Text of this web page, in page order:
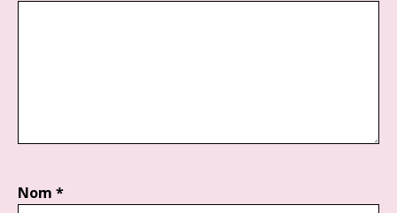
Nom *